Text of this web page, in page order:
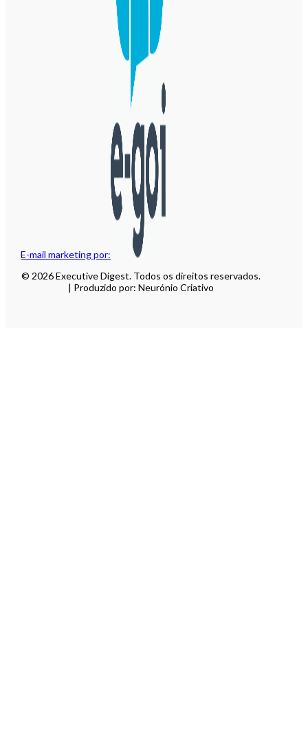
E-mail marketing por:
© 2026 Executive Digest. Todos os direitos reservados.
| Produzido por: Neurónio Criativo